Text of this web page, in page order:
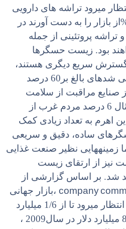
میرود تراشه های دارویی
دهه آتی 25%تا50 %از بازار را به دست آورند در
و تراشه پروتئینی از جمله
بود. زیست حسگرها
سریع دیگری هستند،
که رشد سالانه پیشبینی شدهای بالغ بر60 درصد
صنایع مراقبت از سلامت
ناشی میشود (برای مثال 6 درصد مردم غرب از
اهرم به تعداد زیادی کمک
ساده، دقیق و سریعی
زمینههایی نظیر صنعت غذایی
نیز از ارتقای زیست
شد. بر اساس گزارشی از
company،بازار جهانی
برای زیست حسگرها انتظار میرود تا از 1/6 میلیارد
دلار در سال 2004 به 8 میلیارد دلار در سال2009 ،